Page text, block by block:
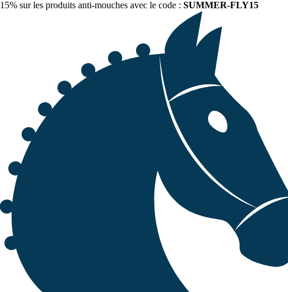
15% sur les produits anti-mouches avec le code : SUMMER-FLY15